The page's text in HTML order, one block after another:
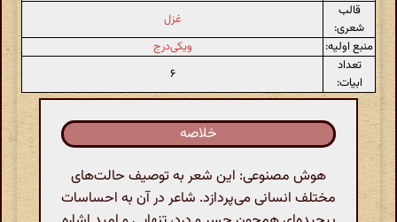
قالب
شعری:
غزل
منبع اولیه:
ویکی‌درج
تعداد
ابیات:
۶
خلاصه
هوش مصنوعی: این شعر به توصیف حالت‌های
مختلف انسانی می‌پردازد. شاعر در آن به احساسات